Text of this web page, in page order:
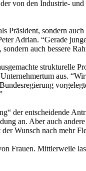
von den Industrie-
Präsident, sondern
Adrian. “Gerade
auch bessere
strukturelle
aus.
der entscheidende
an. Aber auch
Wunsch nach
Frauen. Mittlerweile